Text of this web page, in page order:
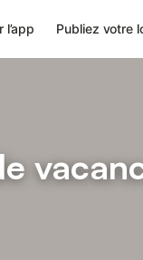
l’app Publiez votre